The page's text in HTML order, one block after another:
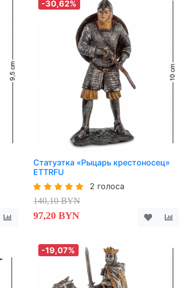
-30,62%
Статуэтка «Рыцарь крестоносец»
ETTRFU
2 голоса
140,10 BYN
97,20 BYN
-19,07%